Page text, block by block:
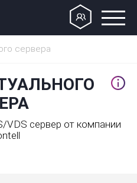
сервера
сервер от компании